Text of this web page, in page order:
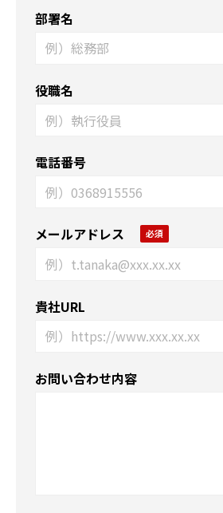
部署名
役職名
電話番号
メールアドレス
貴社URL
お問い合わせ内容